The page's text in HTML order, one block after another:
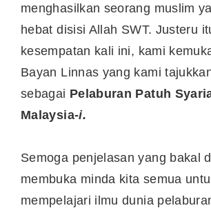
menghasilkan seorang muslim
hebat disisi Allah SWT. Justeru
kesempatan kali ini, kami
Bayan Linnas yang kami
sebagai Pelaburan Patuh
Malaysia-i.
Semoga penjelasan yang bakal
membuka minda kita semua
mempelajari ilmu dunia